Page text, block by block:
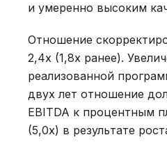
и умеренно высоким
Отношение
2,4х (1,8x ранее).
реализованной
двух лет отношение
EBITDA к процентным
(5,0x) в результате